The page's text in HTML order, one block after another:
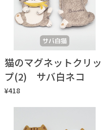
猫のマグネットクリッ
プ(2) サバ白ネコ
¥418